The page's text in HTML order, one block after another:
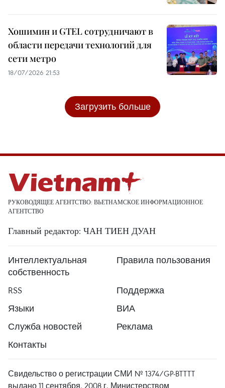
Хошимин и GTEL сотрудничают в
области передачи технологий для
сети метро
18/07/2026 21:53
Загрузить больше
РУКОВОДЯЩЕЕ АГЕНТСТВО: ВЬЕТНАМСКОЕ ИНФОРМАЦИОННОЕ
АГЕНТСТВО
Главный редактор: ЧАН ТИЕН ДУАН
Интеллектуальная
собственность
Правила пользования
RSS
Поддержка
Языки
ВИА
Служба новостей
Реклама
Контакты
Свидельство о регистрации СМИ № 1374/GP-BTTTT
выдано 11 сентября, 2008 г. Министерством